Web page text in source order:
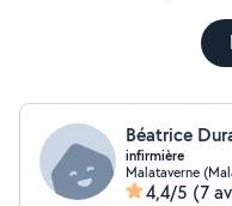
Béatrice
infirmière
Malataverne
4,4/5 (7